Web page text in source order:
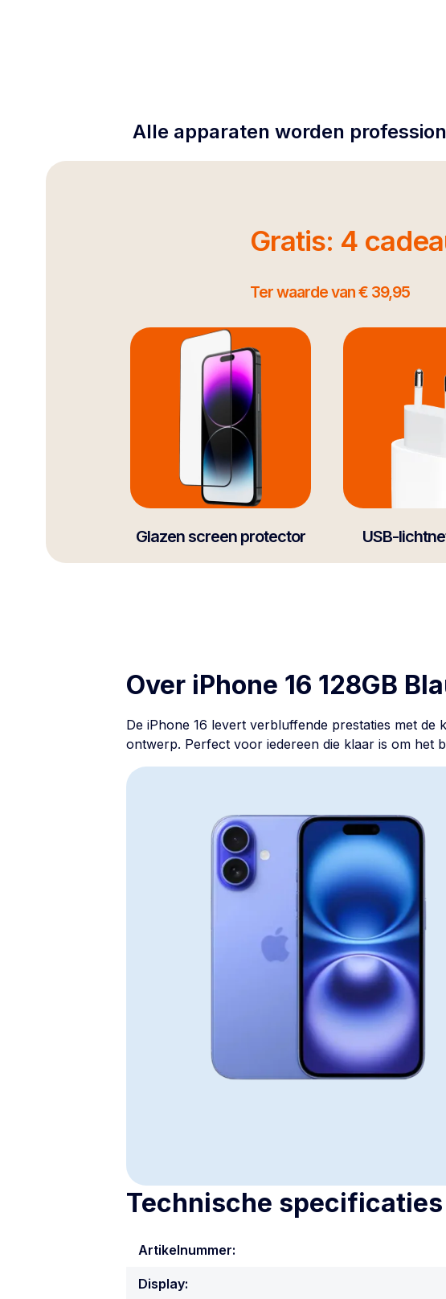
Alle apparaten worden
Gratis: 4
Ter waarde van € 39,95
Glazen screen protector USB-
Over iPhone 16 128GB
De iPhone 16 levert verbluffende prestaties met
ontwerp. Perfect voor iedereen die klaar is om het
Technische specificaties
Artikelnummer:
Display: